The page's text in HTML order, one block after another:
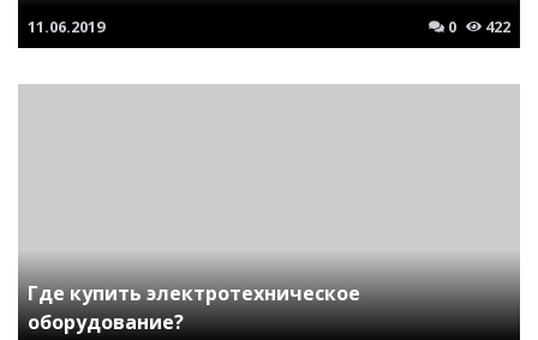
11.06.2019 0 422
Где купить электротехническое
оборудование?